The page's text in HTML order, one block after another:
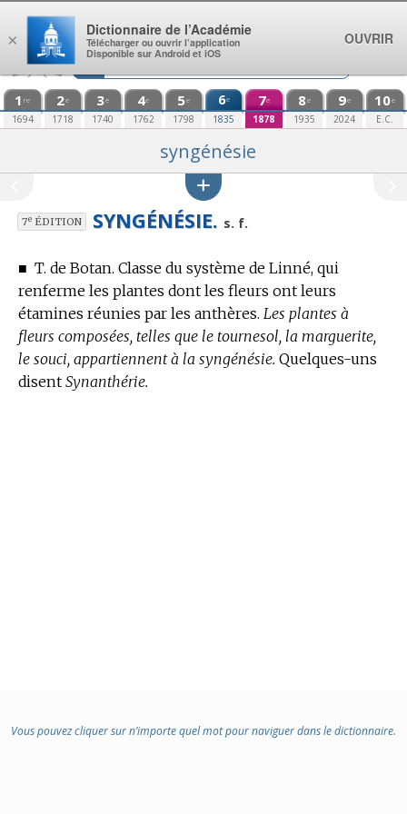
Aller au contenu
1 re
1694
2e
1718
3e
1740
4e
1762
5e
1798
6e
1835
7e
1878
8e
1935
9e
2024
10e
E.C.
syngénésie
7eÉDITION SYNGÉNÉSIE. s. f.
■ T. de Botan. Classe du système de Linné, qui
renferme les plantes dont les fleurs ont leurs
étamines réunies par les anthères. Les plantes à
fleurs composées, telles que le tournesol, la marguerite,
le souci, appartiennent à la syngénésie. Quelques-uns
disent Synanthérie.
Vous pouvez cliquer sur n’importe quel mot pour naviguer dans le dictionnaire.
×
Dictionnaire de l’Académie
Télécharger ou ouvrir l’application
Disponible sur Android et iOS
OUVRIR